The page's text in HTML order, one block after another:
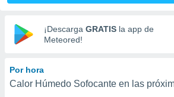
las
y
digital
basada
¡Descarga GRATIS la app de
Meteored!
Por hora
Calor Húmedo Sofocante en las